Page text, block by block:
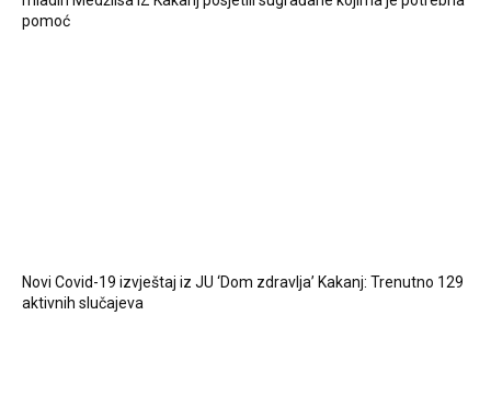
pomoć
Novi Covid-19 izvještaj iz JU ‘Dom zdravlja’ Kakanj: Trenutno 129
aktivnih slučajeva